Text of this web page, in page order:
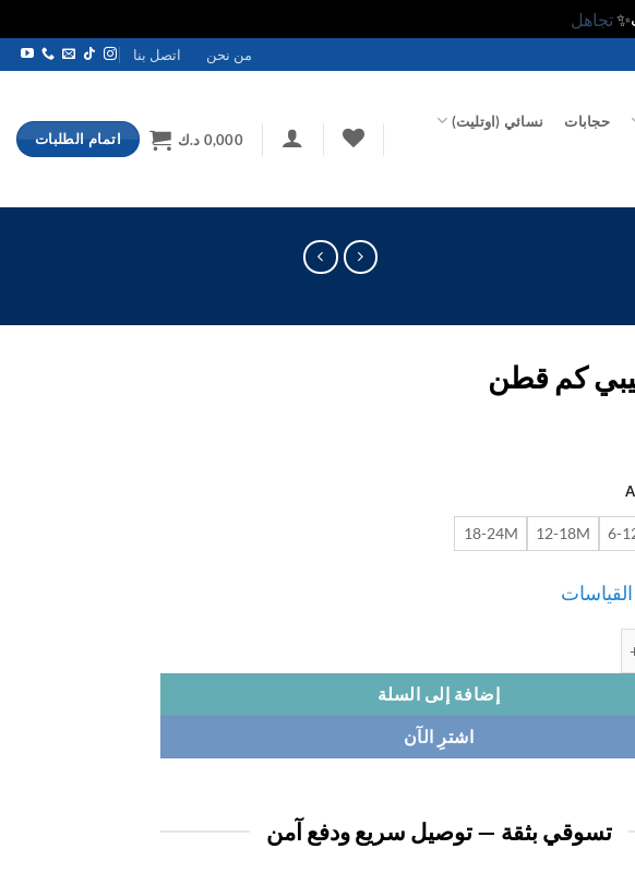
تجاهل
من نحن اتصل بنا
حجابات نسائي (اوتليت)
0,000 د.ك اتمام الطلبات
كم قطن
6-
12-18M
18-24M
إضافة إلى السلة
اشترِ الآن
تسوقي بثقة — توصيل سريع ودفع آمن